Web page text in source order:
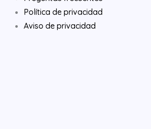
e
b
k
e
t
a
Política de privacidad
Aviso de privacidad